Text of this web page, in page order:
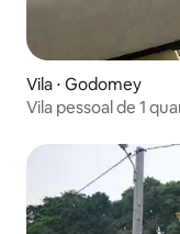
Vila ⋅ Godomey
Vila pessoal de 1